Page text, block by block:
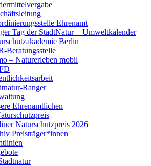
Ehrenamt
Tag der StadtNatur + Umweltkalender
Berlin
Beratungsstelle
– Naturerleben mobil
Ranger
Ehrenamtlichen
Naturschutzpreis 2026
Preisträger*innen